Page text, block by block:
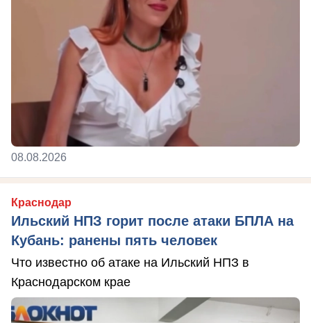
08.08.2026
Краснодар
Ильский НПЗ горит после атаки БПЛА на
Кубань: ранены пять человек
Что известно об атаке на Ильский НПЗ в
Краснодарском крае